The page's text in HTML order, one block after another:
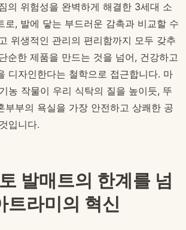
의 위험성을 완벽하게 해결한 3세대 소
로, 발에 닿는 부드러운 감촉과 비교할 수
위생적인 관리의 편리함까지 모두 갖추
순한 제품을 만드는 것을 넘어, 건강하고
디자인한다는 철학으로 접근합니다. 마
농 작물이 우리 식탁의 질을 높이듯, 뚜
부부의 욕실을 가장 안전하고 상쾌한 공
입니다.
발매트의 한계를 넘
트라미의 혁신